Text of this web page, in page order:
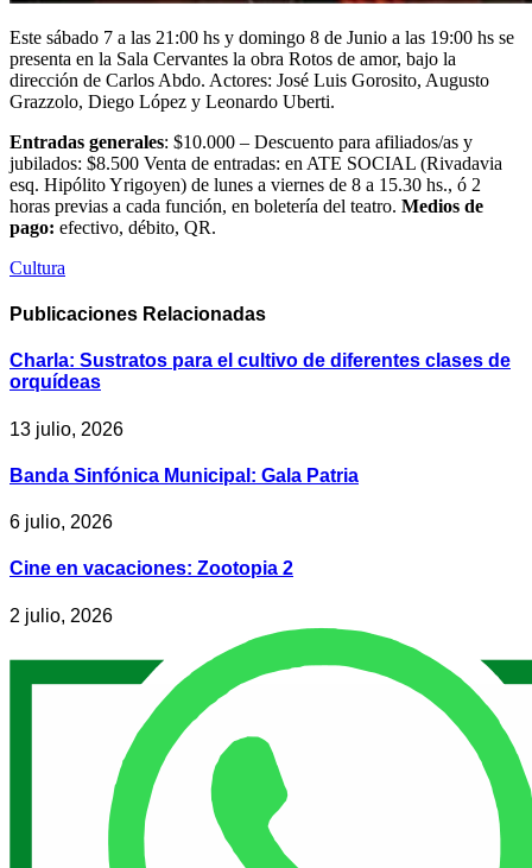
Este sábado 7 a las 21:00 hs y domingo 8 de Junio a las 19:00 hs se
presenta en la Sala Cervantes la obra Rotos de amor, bajo la
dirección de Carlos Abdo. Actores: José Luis Gorosito, Augusto
Grazzolo, Diego López y Leonardo Uberti.
Entradas generales: $10.000 – Descuento para afiliados/as y
jubilados: $8.500 Venta de entradas: en ATE SOCIAL (Rivadavia
esq. Hipólito Yrigoyen) de lunes a viernes de 8 a 15.30 hs., ó 2
horas previas a cada función, en boletería del teatro. Medios de
pago: efectivo, débito, QR.
Cultura
Publicaciones Relacionadas
Charla: Sustratos para el cultivo de diferentes clases de
orquídeas
13 julio, 2026
Banda Sinfónica Municipal: Gala Patria
6 julio, 2026
Cine en vacaciones: Zootopia 2
2 julio, 2026